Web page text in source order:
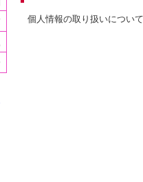
個人情報の取り扱いについ